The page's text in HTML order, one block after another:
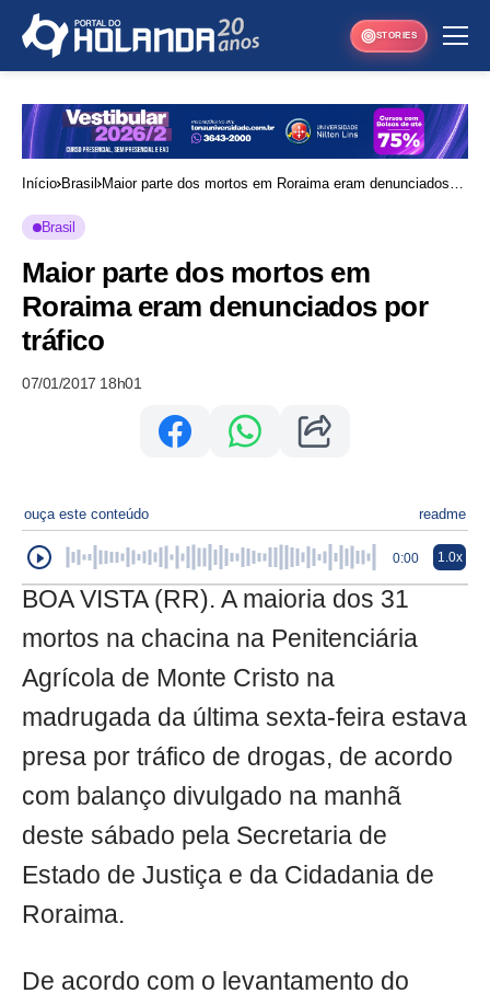
STORIES
Início Brasil
Maior parte dos mortos em Roraima eram denunciados
Brasil
Maior parte dos mortos em
Roraima eram denunciados por
tráfico
07/01/2017 18h01
ouça este conteúdo readme
0:00 1.0x
BOA VISTA (RR). A maioria dos 31
mortos na chacina na Penitenciária
Agrícola de Monte Cristo na
madrugada da última sexta-feira estava
presa por tráfico de drogas, de acordo
com balanço divulgado na manhã
deste sábado pela Secretaria de
Estado de Justiça e da Cidadania de
Roraima.
De acordo com o levantamento do